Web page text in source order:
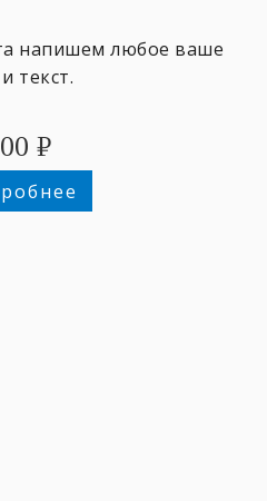
напишем любое ваше
текст.
₽